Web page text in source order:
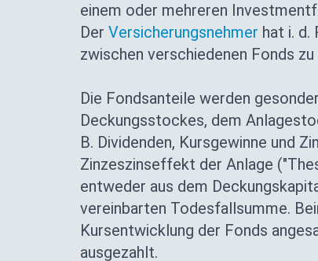
einem oder mehreren
Der Versicherungsnehmer hat i. d.
zwischen verschiedenen Fonds zu
Die Fondsanteile werden
Deckungsstockes, dem
B. Dividenden, Kursgewinne und
Zinzeszinseffekt der Anlage
entweder aus dem
vereinbarten Todesfallsumme.
Kursentwicklung der Fonds
ausgezahlt.